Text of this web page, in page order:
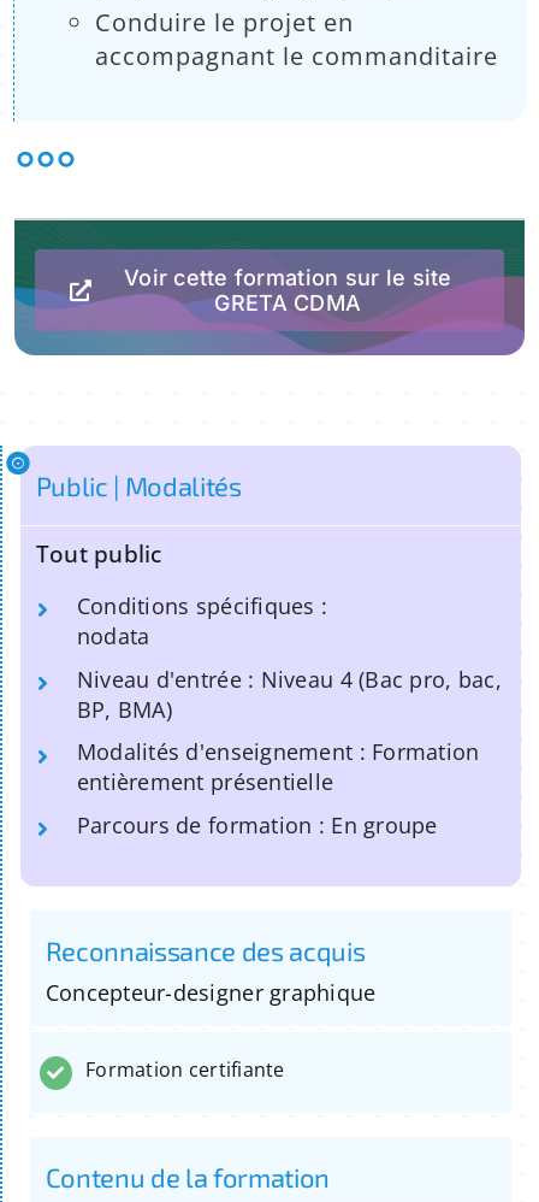
Conduire le projet en
accompagnant le commanditaire
°°°
Voir cette formation sur le site
GRETA CDMA
Public | Modalités
Tout public
Conditions spécifiques :
nodata
Niveau d'entrée : Niveau 4 (Bac pro, bac,
BP, BMA)
Modalités d'enseignement : Formation
entièrement présentielle
Parcours de formation : En groupe
Reconnaissance des acquis
Concepteur-designer graphique
Formation certifiante
Contenu de la formation